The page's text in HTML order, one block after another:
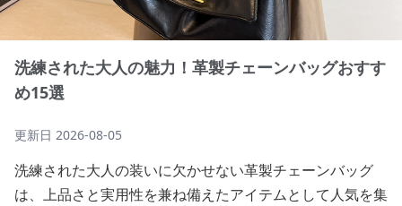
洗練された大人の魅力！革製チェーンバッグおすす
め15選
更新日 2026-08-05
洗練された大人の装いに欠かせない革製チェーンバッグ
は、上品さと実用性を兼ね備えたアイテムとして人気を集